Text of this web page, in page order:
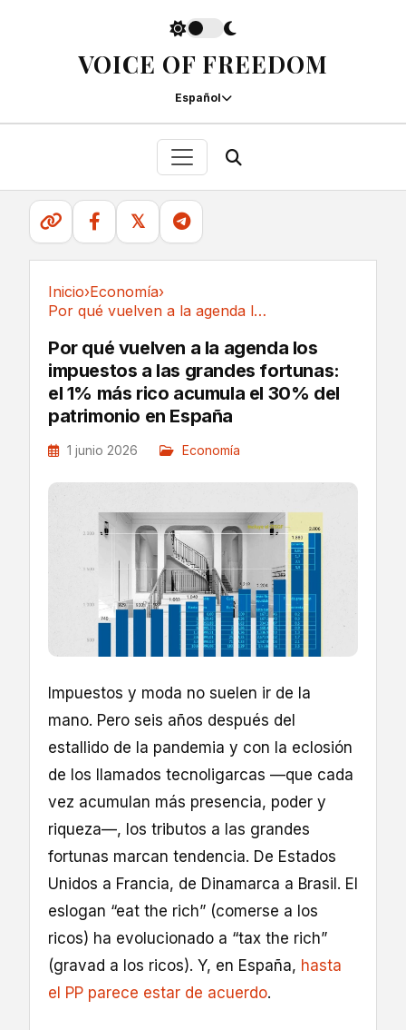
VOICE OF FREEDOM
Español
𝕏
Inicio›Economía›
Por qué vuelven a la agenda los impuestos a...
Por qué vuelven a la agenda los
impuestos a las grandes fortunas:
el 1% más rico acumula el 30% del
patrimonio en España
1 junio 2026 Economía
Impuestos y moda no suelen ir de la
mano. Pero seis años después del
estallido de la pandemia y con la eclosión
de los llamados tecnoligarcas —que cada
vez acumulan más presencia, poder y
riqueza—, los tributos a las grandes
fortunas marcan tendencia. De Estados
Unidos a Francia, de Dinamarca a Brasil. El
eslogan “eat the rich” (comerse a los
ricos) ha evolucionado a “tax the rich”
(gravad a los ricos). Y, en España, hasta
el PP parece estar de acuerdo.